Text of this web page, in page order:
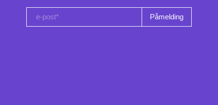
e-post*